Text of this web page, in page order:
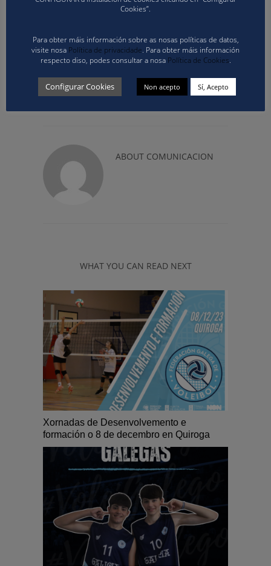
Descargue aquí o formulario de inscrición para
as Xornadas de Supervisión e Control
ABOUT COMUNICACION
WHAT YOU CAN READ NEXT
Xornadas de Desenvolvemento e
formación o 8 de decembro en Quiroga
Cookies”.
Para obter máis información sobre as nosas políticas de datos,
visite nosa Política de privacidade. Para obter máis información
respecto diso, podes consultar a nosa Política de Cookies.
Configurar Cookies Non acepto Sí, Acepto